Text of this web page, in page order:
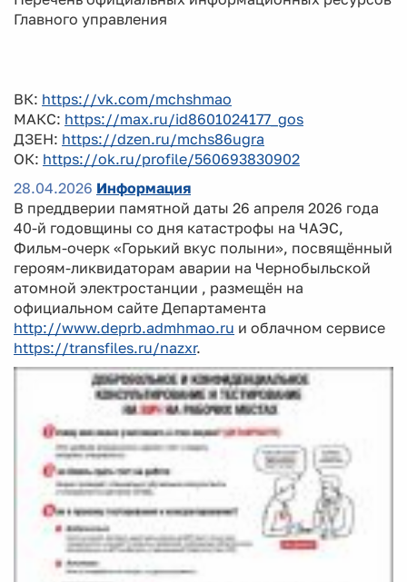
Главного управления
ВК: https://vk.com/mchshmao
МАКС: https://max.ru/id8601024177_gos
ДЗЕН: https://dzen.ru/mchs86ugra
ОК: https://ok.ru/profile/560693830902
28.04.2026 Информация
В преддверии памятной даты 26 апреля 2026 года
40-й годовщины со дня катастрофы на ЧАЭС,
Фильм-очерк «Горький вкус полыни», посвящённый
героям-ликвидаторам аварии на Чернобыльской
атомной электростанции , размещён на
официальном сайте Департамента
http://www.deprb.admhmao.ru и облачном сервисе
https://transfiles.ru/nazxr.